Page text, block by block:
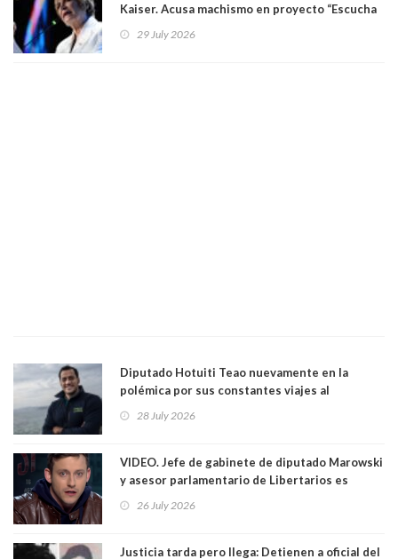
Kaiser. Acusa machismo en proyecto “Escucha
"¿Cómo puede haber alguien tan enfermo del
29 July 2026
Diputado Hotuiti Teao nuevamente en la
polémica por sus constantes viajes al
vacaciones para irse a Londres y Paris por 18
28 July 2026
VIDEO. Jefe de gabinete de diputado Marowski
y asesor parlamentario de Libertarios es
comentarios sexuales sobre menores. Redes
26 July 2026
Justicia tarda pero llega: Detienen a oficial del